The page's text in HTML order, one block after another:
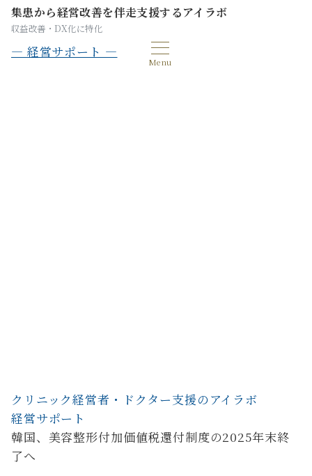
集患から経営改善を伴走支援するアイラボ
収益改善・DX化に特化
Menu
— 経営サポート —
クリニック経営者・ドクター支援のアイラボ
経営サポート
韓国、美容整形付加価値税還付制度の2025年末終
了へ